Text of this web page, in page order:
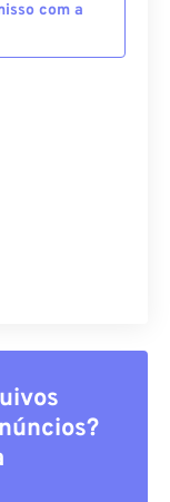
com a